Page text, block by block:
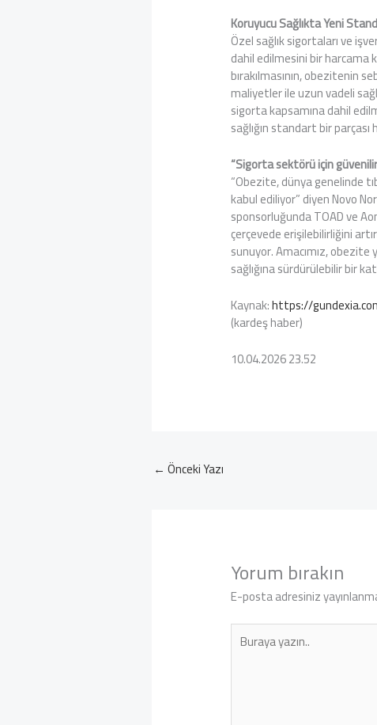
Koruyucu Sağlıkta Yeni
Özel sağlık sigortaları ve
dahil edilmesini bir harcama
bırakılmasının, obezitenin
maliyetler ile uzun vadeli
sigorta kapsamına dahil
sağlığın standart bir parçası
“Sigorta sektörü için
“Obezite, dünya genelinde
kabul ediliyor” diyen Novo
sponsorluğunda TOAD ve
çerçevede erişilebilirliğini
sunuyor. Amacımız,
sağlığına sürdürülebilir bir
Kaynak:https://
(kardeş haber)
10.04.2026 23.52
← Önceki Yazı
Yorum bırakın
E-posta adresiniz
Buraya
yazın..